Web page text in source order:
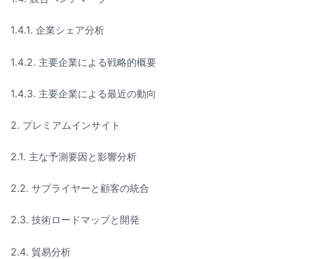
1.4.1. 企業シェア分析
1.4.2. 主要企業による戦略的概要
1.4.3. 主要企業による最近の動向
2. プレミアムインサイト
2.1. 主な予測要因と影響分析
2.2. サプライヤーと顧客の統合
2.3. 技術ロードマップと開発
2.4. 貿易分析